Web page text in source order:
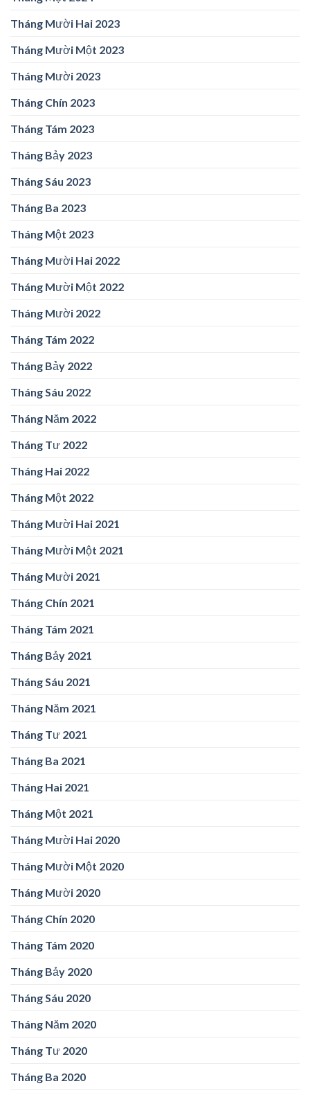
Tháng Mười Hai 2023
Tháng Mười Một 2023
Tháng Mười 2023
Tháng Chín 2023
Tháng Tám 2023
Tháng Bảy 2023
Tháng Sáu 2023
Tháng Ba 2023
Tháng Một 2023
Tháng Mười Hai 2022
Tháng Mười Một 2022
Tháng Mười 2022
Tháng Tám 2022
Tháng Bảy 2022
Tháng Sáu 2022
Tháng Năm 2022
Tháng Tư 2022
Tháng Hai 2022
Tháng Một 2022
Tháng Mười Hai 2021
Tháng Mười Một 2021
Tháng Mười 2021
Tháng Chín 2021
Tháng Tám 2021
Tháng Bảy 2021
Tháng Sáu 2021
Tháng Năm 2021
Tháng Tư 2021
Tháng Ba 2021
Tháng Hai 2021
Tháng Một 2021
Tháng Mười Hai 2020
Tháng Mười Một 2020
Tháng Mười 2020
Tháng Chín 2020
Tháng Tám 2020
Tháng Bảy 2020
Tháng Sáu 2020
Tháng Năm 2020
Tháng Tư 2020
Tháng Ba 2020